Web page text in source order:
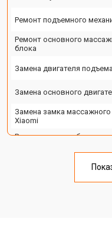
Ремонт подъемного
Ремонт основного
блока
Замена двигателя
Замена основного
Замена замка массажного
Xiaomi
Ремонт на месте без
Замена вторичного